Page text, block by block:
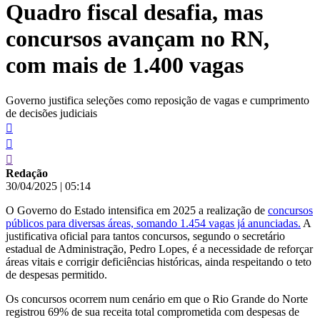
conteúdo
Quadro fiscal desafia, mas
concursos avançam no RN,
com mais de 1.400 vagas
Governo justifica seleções como reposição de vagas e cumprimento
de decisões judiciais
Redação
30/04/2025 | 05:14
O Governo do Estado intensifica em 2025 a realização de concursos
públicos para diversas áreas, somando 1.454 vagas já anunciadas. A
justificativa oficial para tantos concursos, segundo o secretário
estadual de Administração, Pedro Lopes, é a necessidade de reforçar
áreas vitais e corrigir deficiências históricas, ainda respeitando o teto
de despesas permitido.
Os concursos ocorrem num cenário em que o Rio Grande do Norte
registrou 69% de sua receita total comprometida com despesas de